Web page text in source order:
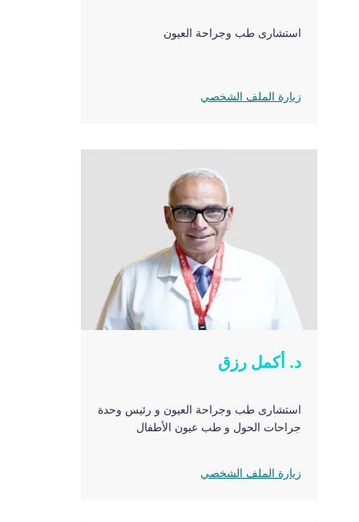
استشارى طب وجراحة العيون
زيارة الملف الشخصي
د. أكمل رزق
استشارى طب وجراحة العيون و رئيس وحدة
جراحات الحول و طب عيون الأطفال
زيارة الملف الشخصي